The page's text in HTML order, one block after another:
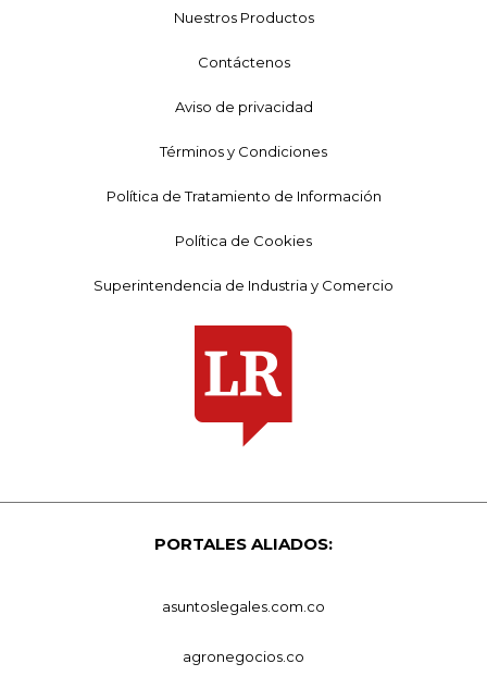
Nuestros Productos
Contáctenos
Aviso de privacidad
Términos y Condiciones
Política de Tratamiento de Información
Política de Cookies
Superintendencia de Industria y Comercio
PORTALES ALIADOS:
asuntoslegales.com.co
agronegocios.co